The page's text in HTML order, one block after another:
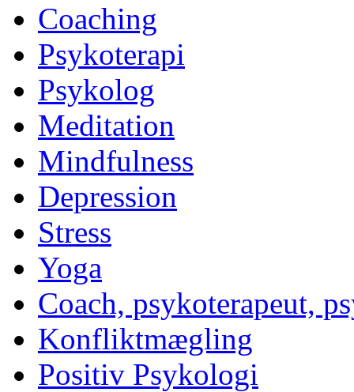
Coaching
Psykoterapi
Psykolog
Meditation
Mindfulness
Depression
Stress
Yoga
Coach, psykoterapeut,
Konfliktmægling
Positiv Psykologi